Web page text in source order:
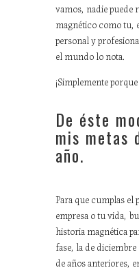
vamos, nadie puede
magnético como tu,
personal y
el mundo lo nota.
¡Simplemente
De éste
mis metas
año.
Para que cumplas el
empresa o tu vida,
historia magnética
fase, la de
de años anteriores,